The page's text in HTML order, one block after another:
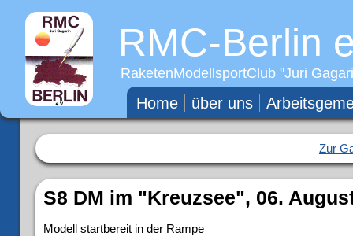
RMC-Berlin
RaketenModellsportClub "Juri
Home über uns
Zur
S8 DM im "Kreuzsee", 06.
Modell startbereit in der Rampe